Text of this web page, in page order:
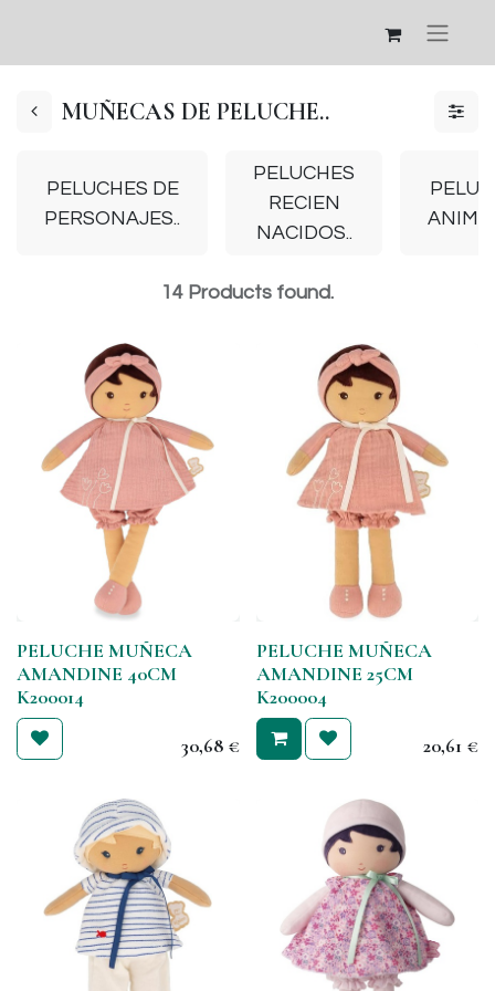
MUÑECAS DE PELUCHE..
PELUCHES DE
PERSONAJES..
PELUCHES
RECIEN
NACIDOS..
14 Products found.
PELUCHE MUÑECA
AMANDINE 40CM
K200014
30,68€
PELUCHE MUÑECA
AMANDINE 25CM
K200004
20,61 €